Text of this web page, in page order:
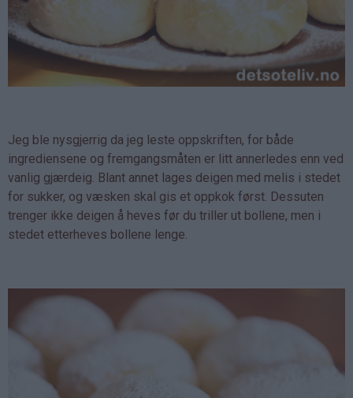
Jeg ble nysgjerrig da jeg leste oppskriften, for både
ingrediensene og fremgangsmåten er litt annerledes enn ved
vanlig gjærdeig. Blant annet lages deigen med melis i stedet
for sukker, og væsken skal gis et oppkok først. Dessuten
trenger ikke deigen å heves før du triller ut bollene, men i
stedet etterheves bollene lenge.